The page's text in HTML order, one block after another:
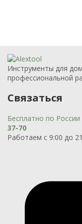
Инструменты для
профессиональной
Связаться
Бесплатно по России
37-70
Работаем с 9:00 до